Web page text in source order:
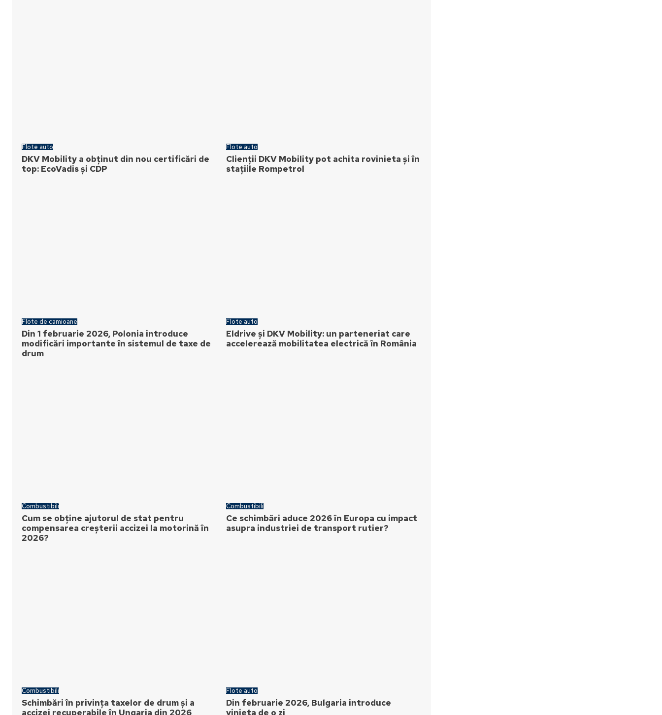
Flote auto
DKV Mobility a obținut din nou certificări de
top: EcoVadis și CDP
Flote auto
Clienții DKV Mobility pot achita rovinieta și în
stațiile Rompetrol
Flote de camioane
Din 1 februarie 2026, Polonia introduce
modificări importante în sistemul de taxe de
drum
Flote auto
Eldrive și DKV Mobility: un parteneriat care
accelerează mobilitatea electrică în România
Combustibili
Cum se obține ajutorul de stat pentru
compensarea creșterii accizei la motorină în
2026?
Combustibili
Ce schimbări aduce 2026 în Europa cu impact
asupra industriei de transport rutier?
Combustibili
Schimbări în privința taxelor de drum și a
accizei recuperabile în Ungaria din 2026
Flote auto
Din februarie 2026, Bulgaria introduce
vinieta de o zi